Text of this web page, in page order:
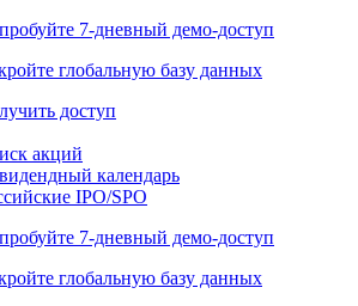
7-дневный демо-доступ
глобальную базу данных
доступ
акций
календарь
IPO/SPO
7-дневный демо-доступ
глобальную базу данных